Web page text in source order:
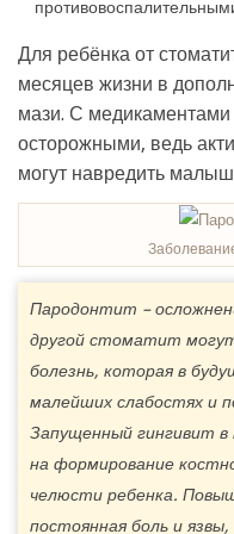
Для ребёнка от
месяцев жизни в
мази. С медикаментами
осторожными, ведь
могут навредить
Пародонтит –
другой стоматит
болезнь, которая в
малейших слабостях и
Запущенный гингивит
на формирование
челюсти ребенка.
постоянная боль и